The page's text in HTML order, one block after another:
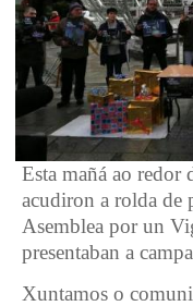
Esta mañá ao redor
acudiron a rolda de
Asemblea por un
presentaban a
Xuntamos o